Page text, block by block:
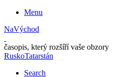
Menu
NaVýchod
časopis, který rozšíří vaše obzory
RuskoTatarstán
Search